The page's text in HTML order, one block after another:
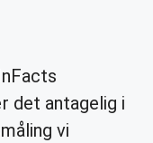
det antagelig i
vi